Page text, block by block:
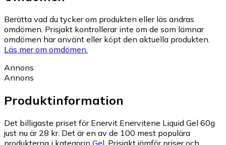
Berätta vad du tycker om produkten eller läs andras
omdömen. Prisjakt kontrollerar inte om de som lämnar
omdömen har använt eller köpt den aktuella produkten.
Läs mer om omdömen.
Annons
Annons
Produktinformation
Det billigaste priset för Enervit Enervitene Liquid Gel 60g
just nu är 28 kr. Det är en av de 100 mest populära
produkterna i kategorin Gel Prisjakt jämför priser och